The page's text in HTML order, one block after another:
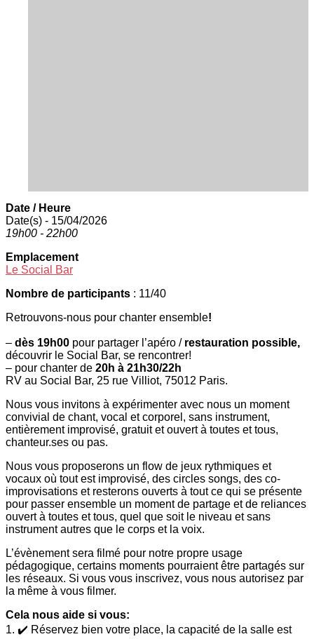
Date / Heure
Date(s) - 15/04/2026
19h00 - 22h00
Emplacement
Le Social Bar
Nombre de participants : 11/40
Retrouvons-nous pour chanter ensemble!
– dès 19h00 pour partager l’apéro / restauration possible,
découvrir le Social Bar, se rencontrer!
– pour chanter de 20h à 21h30/22h
RV au Social Bar, 25 rue Villiot, 75012 Paris.
Nous vous invitons à expérimenter avec nous un moment
convivial de chant, vocal et corporel, sans instrument,
entièrement improvisé, gratuit et ouvert à toutes et tous,
chanteur.ses ou pas.
Nous vous proposerons un flow de jeux rythmiques et
vocaux où tout est improvisé, des circles songs, des co-
improvisations et resterons ouverts à tout ce qui se présente
pour passer ensemble un moment de partage et de reliances
ouvert à toutes et tous, quel que soit le niveau et sans
instrument autres que le corps et la voix.
L’évènement sera filmé pour notre propre usage
pédagogique, certains moments pourraient être partagés sur
les réseaux. Si vous vous inscrivez, vous nous autorisez par
la même à vous filmer.
Cela nous aide si vous:
1.⁠ ⁠✔️ Réservez bien votre place, la capacité de la salle est